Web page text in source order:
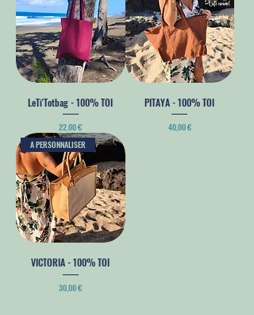
LeTi'Totbag - 100% TOI
Prix
22,00 €
PITAYA - 100% TOI
Prix
40,00 €
A PERSONNALISER
VICTORIA - 100% TOI
Prix
30,00 €